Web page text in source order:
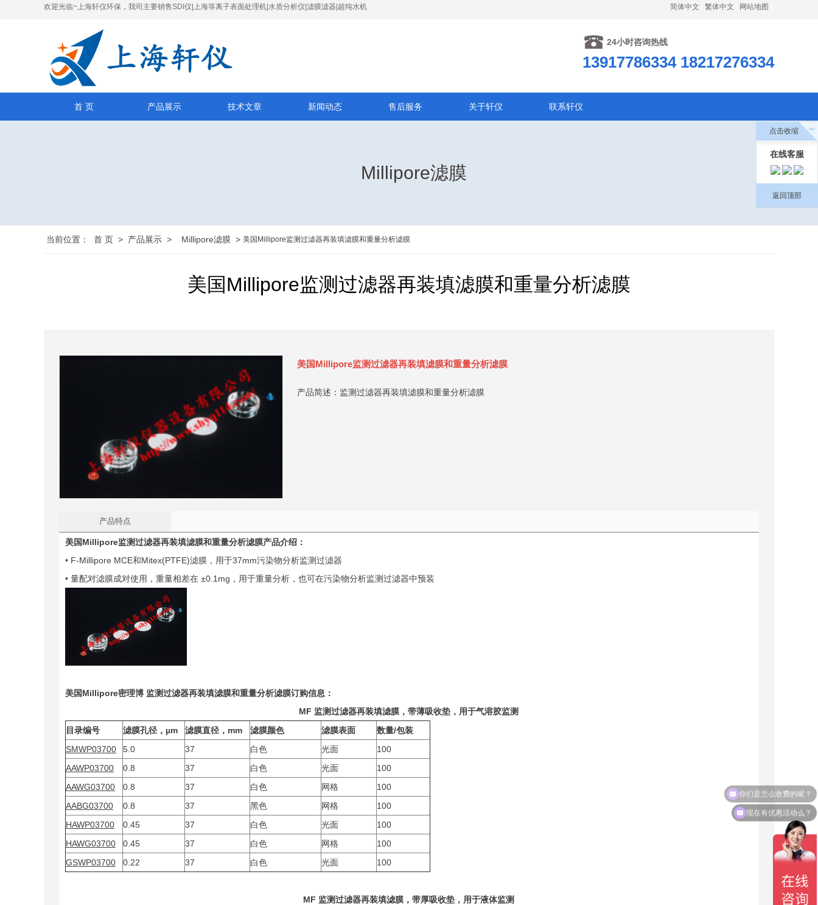
欢迎光临~上海轩仪环保，我司主要销售SDI仪|上海等离子表面处理机|水质分析仪|滤膜滤器|超纯水机 简体中文 繁体中文 网站地图
24小时咨询热线
13917786334 18217276334
首 页 产品展示 技术文章 新闻动态 售后服务 关于轩仪 联系轩仪
Millipore滤膜
当前位置： 首 页 > 产品展示 > Millipore滤膜 > 美国Millipore监测过滤器再装填滤膜和重量分析滤膜
美国Millipore监测过滤器再装填滤膜和重量分析滤膜
美国Millipore监测过滤器再装填滤膜和重量分析滤膜
产品简述：监测过滤器再装填滤膜和重量分析滤膜
产品特点
美国Millipore监测过滤器再装填滤膜和重量分析滤膜产品介绍：
• F-Millipore MCE和Mitex(PTFE)滤膜，用于37mm污染物分析监测过滤器
• 量配对滤膜成对使用，重量相差在 ±0.1mg，用于重量分析，也可在污染物分析监测过滤器中预装
美国Millipore密理博 监测过滤器再装填滤膜和重量分析滤膜订购信息：
MF 监测过滤器再装填滤膜，带薄吸收垫，用于气溶胶监测
目录编号
滤膜孔径，µm 滤膜直径，mm 滤膜颜色 滤膜表面
数量/包装
SMWP03700
5.0 37 白色 光面
100
AAWP03700
0.8 37 白色 光面
100
AAWG03700
0.8 37 白色 网格
100
AABG03700
0.8 37 黑色 网格
100
HAWP03700
0.45 37 白色 光面
100
HAWG03700
0.45 37 白色 网格
100
GSWP03700
0.22 37 白色 光面 100
MF 监测过滤器再装填滤膜，带厚吸收垫，用于液体监测
点击收缩
在线客服
返回顶部
现在有优惠活动么？